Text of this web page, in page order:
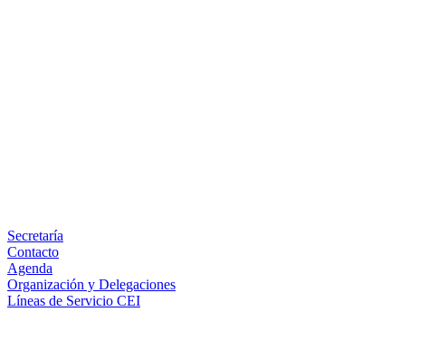
Secretaría
Contacto
Agenda
Organización y Delegaciones
Líneas de Servicio CEI